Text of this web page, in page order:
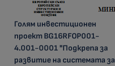
Голям инвестиционен
проект BG16RFOP001-
4.001-0001 "Подкрепа за
развитие на системата за